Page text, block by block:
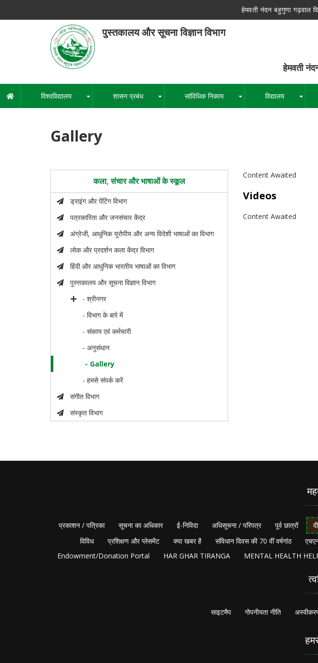
हेमवती नंदन बहुगुणा गढ़वाल
पुस्तकालय और सूचना विज्ञान विभाग
हेमवती नंदन बहुगुणा
एक केंद्रीय
मुख्य
नेविगेशन
विश्वविद्यालय शासन प्रबंध सांविधिक निकाय विद्यालय
Gallery
कला, संचार और भाषाओं के स्कूल
ड्राइंग और पेंटिंग विभाग
पत्रकारिता और जनसंचार केंद्र
अंग्रेजी, आधुनिक यूरोपीय और अन्य विदेशी भाषाओं का विभाग
लोक और प्रदर्शन कला केंद्र विभाग
हिंदी और आधुनिक भारतीय भाषाओं का विभाग
पुस्तकालय और सूचना विज्ञान विभाग
- श्रीनगर
- विभाग के बारे में
- संकाय एवं कर्मचारी
- अनुसंधान
- Gallery
- हमसे संपर्क करें
संगीत विभाग
संस्कृत विभाग
Content Awaited
Videos
Content Awaited
प्रकाशन / पत्रिका सूचना का अधिकार ई-निविदा अधिसूचना / परिपत्र पूर्व छात्रों
विविध
प्रशिक्षण और प्लेसमेंट क्या खबर है संविधान दिवस की 70 वीं वर्षगांठ
Endowment/Donation Portal
HAR GHAR TIRANGA MENTAL HEALTH
साइटमैप गोपनीयता नीति